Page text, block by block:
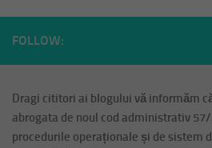
FOLLOW:
Dragi cititori ai blogului vă informăm
abrogata de noul cod administrativ
procedurile operaționale și de sistem